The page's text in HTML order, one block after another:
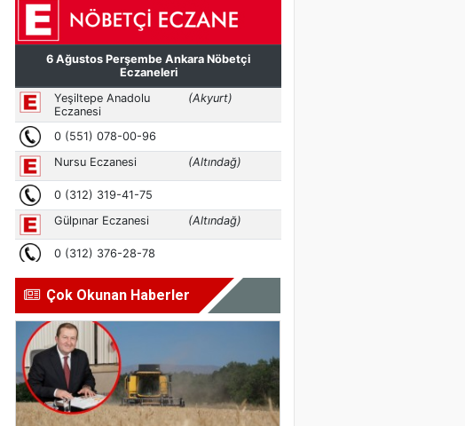
Çok Okunan Haberler